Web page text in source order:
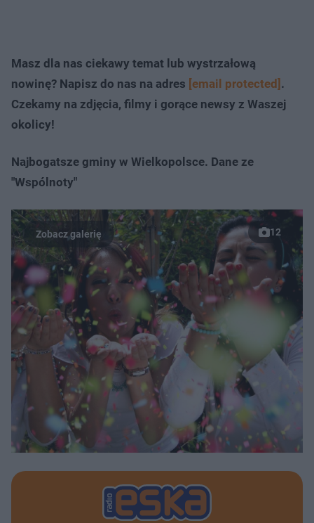
Masz dla nas ciekawy temat lub wystrzałową
nowinę? Napisz do nas na adres [email protected] .
Czekamy na zdjęcia, filmy i gorące newsy z Waszej
okolicy!
Najbogatsze gminy w Wielkopolsce. Dane ze
"Wspólnoty"
12